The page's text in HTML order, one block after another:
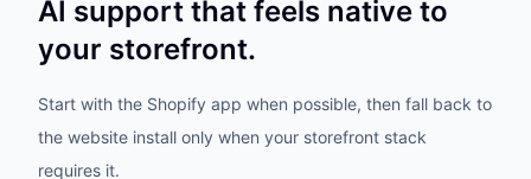
AI support that feels native to
your storefront.
Start with the Shopify app when possible, then fall back to
the website install only when your storefront stack
requires it.